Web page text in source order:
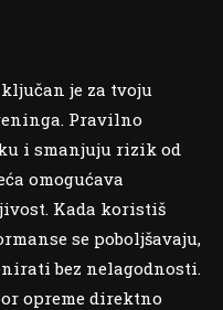
je za tvoju
Pravilno
i smanjuju rizik od
omogućava
Kada koristiš
se poboljšavaju,
bez nelagodnosti.
opreme direktno